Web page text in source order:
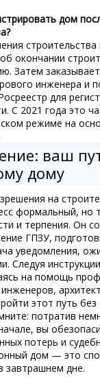
дом
окончании
Затем
инженера и
для
С 2021 года это
режиме на
ваш
дому
на
формальный, но
и терпения. Он
ГПЗУ,
уведомления,
Следуя
на помощь
этот путь без
потратив
вы
потерь и
дом — это
завтрашнем дне.